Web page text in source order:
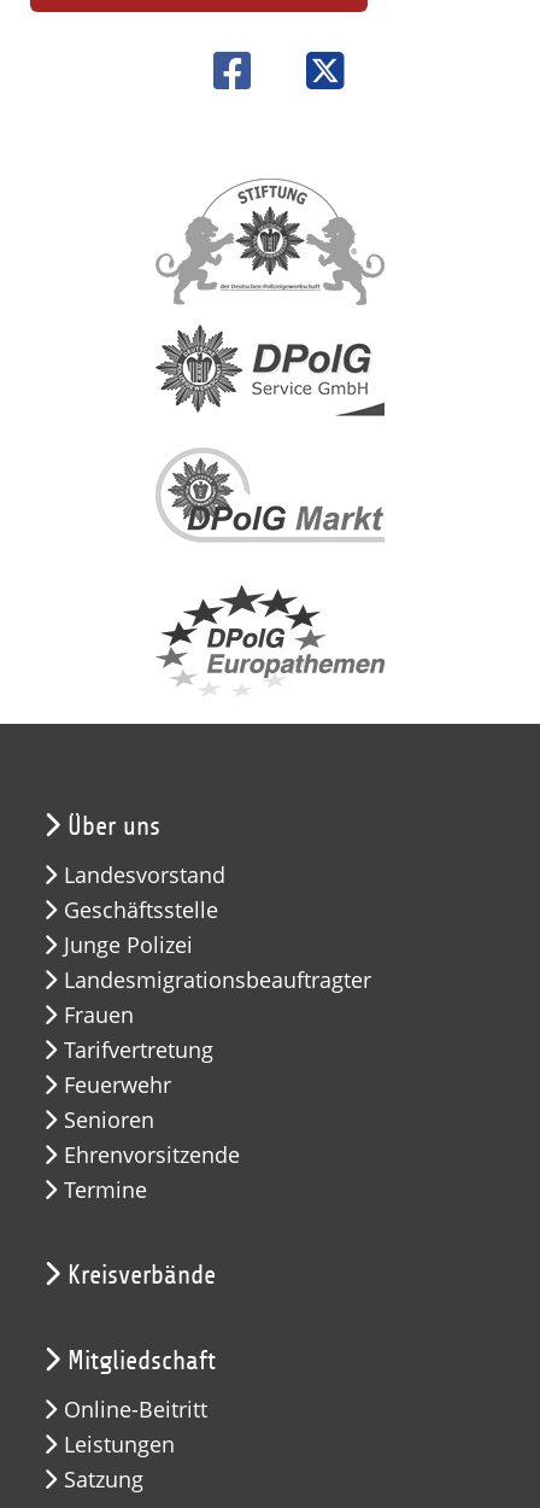
Über uns
Landesvorstand
Geschäftsstelle
Junge Polizei
Landesmigrationsbeauftragter
Frauen
Tarifvertretung
Feuerwehr
Senioren
Ehrenvorsitzende
Termine
Kreisverbände
Mitgliedschaft
Online-Beitritt
Leistungen
Satzung